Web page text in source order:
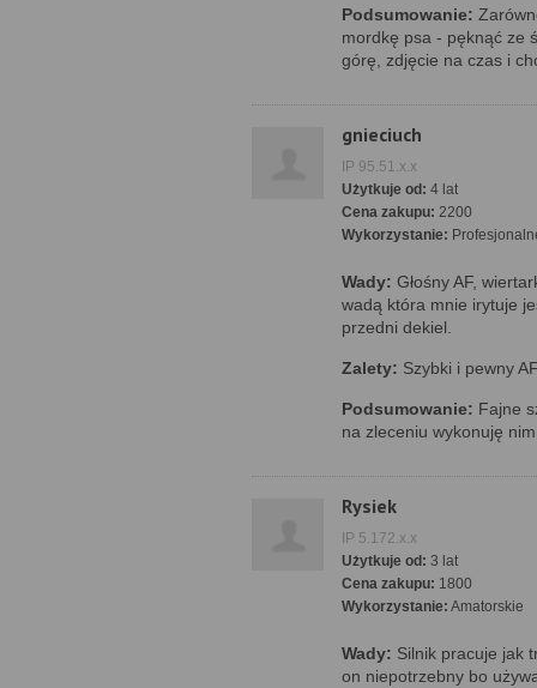
Podsumowanie:
mordkę psa - pęknąć ze
górę, zdjęcie na czas i
gnieciuch
IP 95.51.x.x
Użytkuje od: 4 lat
Cena zakupu: 2200
Wykorzystanie:
Wady: Głośny AF,
wadą która mnie irytuje
przedni dekiel.
Zalety: Szybki i pewny
Podsumowanie: Fajne
na zleceniu wykonuję
Rysiek
IP 5.172.x.x
Użytkuje od: 3 lat
Cena zakupu: 1800
Wykorzystanie: Amatorskie
Wady: Silnik pracuje jak
on niepotrzebny bo